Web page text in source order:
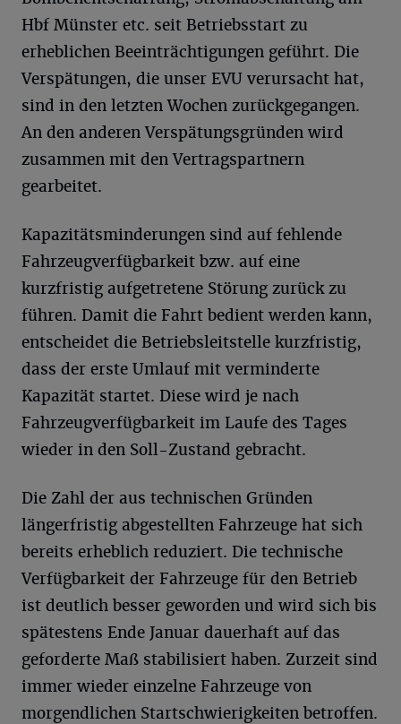
Hbf Münster etc. seit Betriebsstart zu
erheblichen Beeinträchtigungen geführt. Die
Verspätungen, die unser EVU verursacht hat,
sind in den letzten Wochen zurückgegangen.
An den anderen Verspätungsgründen wird
zusammen mit den Vertragspartnern
gearbeitet.
Kapazitätsminderungen sind auf fehlende
Fahrzeugverfügbarkeit bzw. auf eine
kurzfristig aufgetretene Störung zurück zu
führen. Damit die Fahrt bedient werden kann,
entscheidet die Betriebsleitstelle kurzfristig,
dass der erste Umlauf mit verminderte
Kapazität startet. Diese wird je nach
Fahrzeugverfügbarkeit im Laufe des Tages
wieder in den Soll-Zustand gebracht.
Die Zahl der aus technischen Gründen
längerfristig abgestellten Fahrzeuge hat sich
bereits erheblich reduziert. Die technische
Verfügbarkeit der Fahrzeuge für den Betrieb
ist deutlich besser geworden und wird sich bis
spätestens Ende Januar dauerhaft auf das
geforderte Maß stabilisiert haben. Zurzeit sind
immer wieder einzelne Fahrzeuge von
morgendlichen Startschwierigkeiten betroffen.